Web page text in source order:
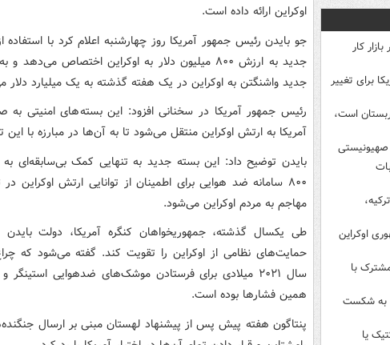
کار
برای تغییر
است،
صهیونیستی
اوکراین
با
به شکست
یا
اوکراین ارائه داده است.
جو بایدن رئیس جمهور آمریکا روز چهارشنبه اعلام کرد با
جدید به ارزش ۸۰۰ میلیون دلار به اوکراین اختصاص
جدید واشنگتن به اوکراین در یک هفته گذشته به یک میلیارد دلار
رئیس جمهور آمریکا در سخنانی افزود: این بسته‌های امنیتی
آمریکا به ارتش اوکراین منتقل می‌شود تا به آن‌ها در مبارزه با
بایدن توضیح داد: این بسته جدید به تنهایی کمک بی‌سابقه‌ای به
۸۰۰ سامانه ضد هوایی برای اطمینان از توانایی ارتش اوکراین
مهاجم به مردم اوکراین می‌شود.
طی یکسال گذشته، جمهوریخواهان کنگره آمریکا، دولت بایدن
حمایت‌های نظامی از اوکراین را تقویت کند. گفته می‌شود که
سال ۲۰۲۱ میلادی برای فرستادن موشک‌های ضدهوایی
همین فشارها بوده است.